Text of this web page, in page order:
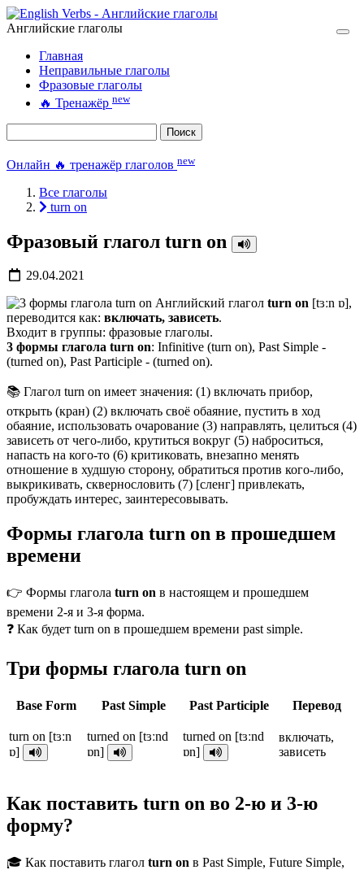
Английские глаголы
Главная
Неправильные глаголы
Фразовые глаголы
🔥 Тренажёр new
Поиск
Онлайн 🔥 тренажёр глаголов new
Все глаголы
turn on
Фразовый глагол turn on
29.04.2021
Английский глагол turn on [tɜːn ɒ],
переводится как: включать, зависеть.
Входит в группы: фразовые глаголы.
3 формы глагола turn on: Infinitive (turn on), Past Simple -
(turned on), Past Participle - (turned on).
📚 Глагол turn on имеет значения: (1) включать прибор,
открыть (кран) (2) включать своё обаяние, пустить в ход
обаяние, использовать очарование (3) направлять, целиться (4)
зависеть от чего-либо, крутиться вокруг (5) наброситься,
напасть на кого-то (6) критиковать, внезапно менять
отношение в худшую сторону, обратиться против кого-либо,
выкрикивать, сквернословить (7) [сленг] привлекать,
пробуждать интерес, заинтересовывать.
Формы глагола turn on в прошедшем
времени
👉 Формы глагола turn on в настоящем и прошедшем
времени 2-я и 3-я форма.
❓ Как будет turn on в прошедшем времени past simple.
Три формы глагола turn on
Base Form Past Simple Past Participle Перевод
turn on [tɜːn
ɒ]
turned on [tɜːnd
ɒn]
turned on [tɜːnd
ɒn]
включать,
зависеть
Как поставить turn on во 2-ю и 3-ю
форму?
🎓 Как поставить глагол turn on в Past Simple, Future Simple,